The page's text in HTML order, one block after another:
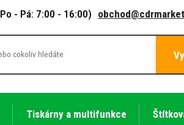
- Pá: 7:00 - 16:00)
Tiskárny a multifunkce